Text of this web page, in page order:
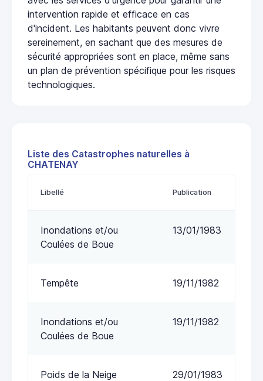
intervention rapide et efficace en cas
d'incident. Les habitants peuvent donc vivre
sereinement, en sachant que des mesures de
sécurité appropriées sont en place, même sans
un plan de prévention spécifique pour les risques
technologiques.
Liste des Catastrophes naturelles à
CHATENAY
Libellé Publication
Inondations et/ou
Coulées de Boue
13/01/1983
Tempête 19/11/1982
Inondations et/ou
Coulées de Boue
19/11/1982
Poids de la Neige 29/01/1983